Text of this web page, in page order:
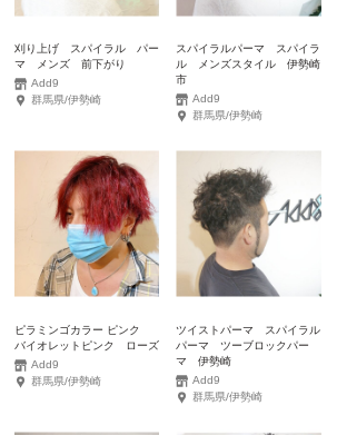
刈り上げ スパイラル パー
マ メンズ 前下がり
Add9
群馬県/伊勢崎
スパイラルパーマ スパイラ
ル メンズスタイル 伊勢崎
市
Add9
群馬県/伊勢崎
ピラミンゴカラー ピンク
バイオレットピンク ローズ
Add9
群馬県/伊勢崎
ツイストパーマ スパイラル
パーマ ツーブロックパー
マ 伊勢崎
Add9
群馬県/伊勢崎